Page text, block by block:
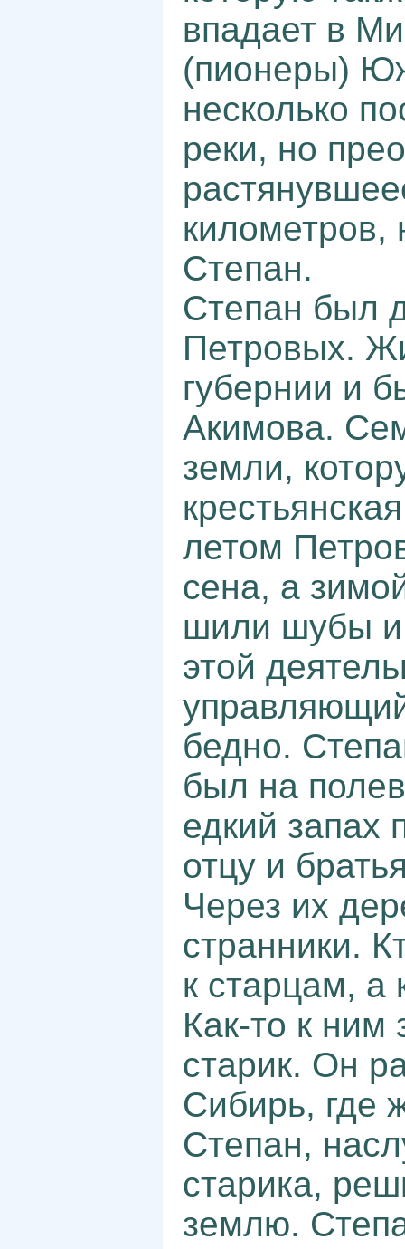
впадает в
(пионеры)
несколько
реки, но
километров,
Степан.
Степан был
Петровых.
губернии и
Акимова.
земли,
летом
сена, а
шили шубы и
этой
бедно.
был на
едкий запах
отцу и
Через их
странники.
к старцам, а
Как-то к ним
старик. Он
Сибирь, где
Степан,
старика,
землю.